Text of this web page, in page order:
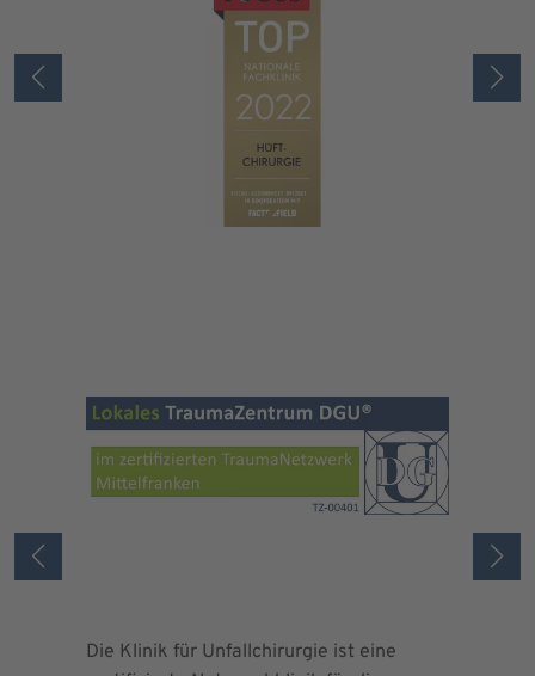
Die Klinik für Unfallchirurgie ist eine